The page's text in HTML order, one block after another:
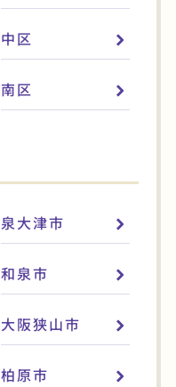
中区
南区
泉大津市
和泉市
大阪狭山市
柏原市